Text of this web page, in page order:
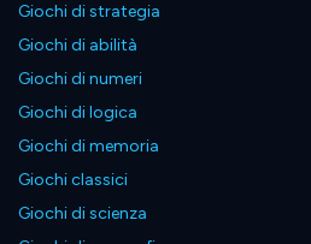
Giochi di strategia
Giochi di abilità
Giochi di numeri
Giochi di logica
Giochi di memoria
Giochi classici
Giochi di scienza